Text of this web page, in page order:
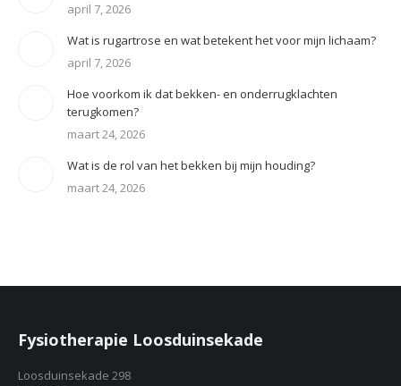
april 7, 2026
Wat is rugartrose en wat betekent het voor mijn lichaam?
april 7, 2026
Hoe voorkom ik dat bekken- en onderrugklachten
terugkomen?
maart 24, 2026
Wat is de rol van het bekken bij mijn houding?
maart 24, 2026
Fysiotherapie Loosduinsekade
Loosduinsekade 298